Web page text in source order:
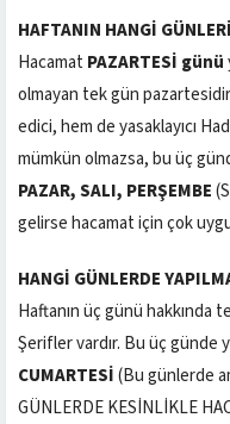
HAFTANIN HANGİ
Hacamat PAZARTESİ günü
olmayan tek gün
edici, hem de yasaklayıcı
mümkün olmazsa, bu üç
PAZAR, SALI, PERŞEMBE
gelirse hacamat için çok
HANGİ GÜNLERDE
Haftanın üç günü hakkında
Şerifler vardır. Bu üç günde
CUMARTESİ(Bu günlerde
GÜNLERDE KESİNLİKLE